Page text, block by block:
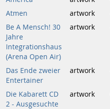
Atmen
artwork
Be A Mensch! 30
Jahre
Integrationshaus
(Arena Open Air)
artwork
Das Ende zweier
Entertainer
artwork
Die Kabarett CD
2 - Ausgesuchte
artwork